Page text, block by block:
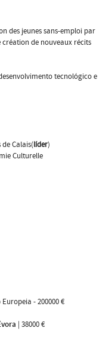
des jeunes sans-emploi par
de nouveaux récits
tecnológico e
Calais(líder)
Culturelle
- 200000 €
| 38000 €